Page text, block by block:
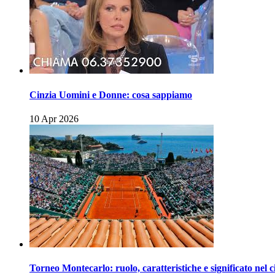
Cinzia Uomini e Donne: cosa sappiamo
10 Apr 2026
Torneo Montecarlo: ruolo, caratteristiche e significato nel